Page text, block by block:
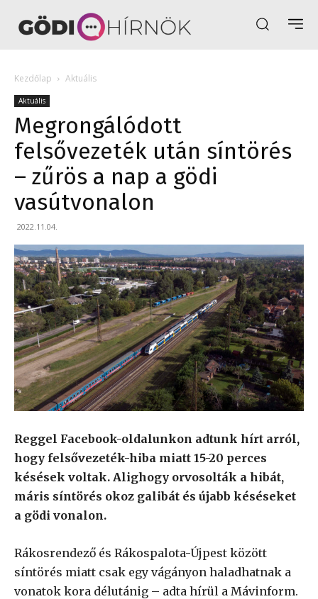
Kezdőlap Aktuális
Aktuális
Megrongálódott
felsővezeték után síntörés
– zűrös a nap a gödi
vasútvonalon
2022.11.04.
Reggel Facebook-oldalunkon adtunk hírt arról,
hogy felsővezeték-hiba miatt 15-20 perces
késések voltak. Alighogy orvosolták a hibát,
máris síntörés okoz galibát és újabb késéseket
a gödi vonalon.
Rákosrendező és Rákospalota-Újpest között
síntörés miatt csak egy vágányon haladhatnak a
vonatok kora délutánig – adta hírül a Mávinform.